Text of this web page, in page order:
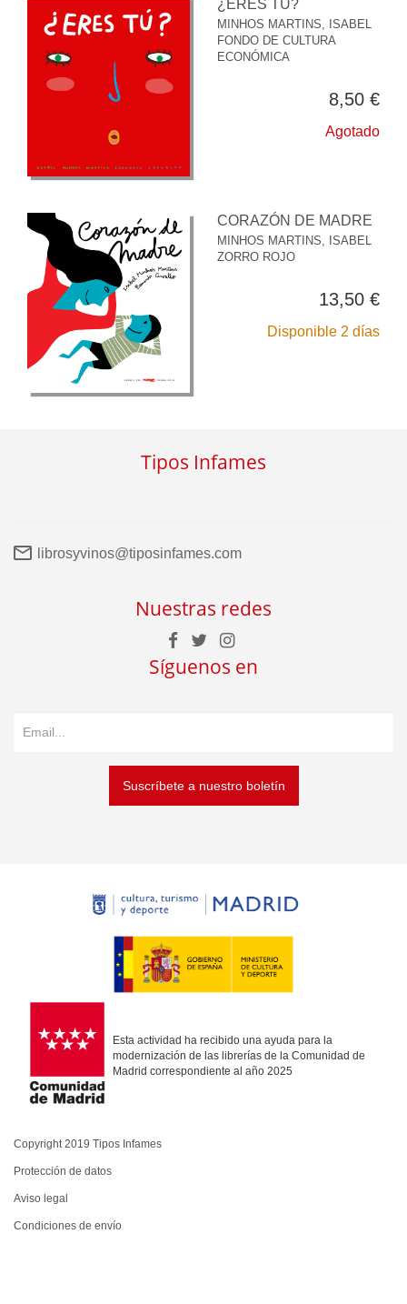
¿ERES TÚ?
MINHOS MARTINS, ISABEL
FONDO DE CULTURA
ECONÓMICA
8,50 €
Agotado
CORAZÓN DE MADRE
MINHOS MARTINS, ISABEL
ZORRO ROJO
13,50 €
Disponible 2 días
Tipos Infames
librosyvinos@tiposinfames.com
Nuestras redes
Síguenos en
Suscríbete a nuestro boletín
Esta actividad ha recibido una ayuda para la
modernización de las librerías de la Comunidad de
Madrid correspondiente al año 2025
Copyright 2019 Tipos Infames
Protección de datos
Aviso legal
Condiciones de envío